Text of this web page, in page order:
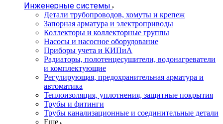
Инженерные системы
Детали трубопроводов, хомуты и крепеж
Запорная арматура и электроприводы
Коллекторы и коллекторные группы
Насосы и насосное оборудование
Приборы учета и КИПиА
Радиаторы, полотенцесушители, водонагреватели
и комплектующие
Регулирующая, предохранительная арматура и
автоматика
Теплоизоляция, уплотнения, защитные покрытия
Трубы и фитинги
Трубы канализационные и соединительные детали
Еще